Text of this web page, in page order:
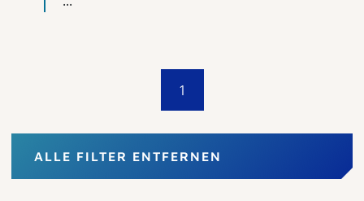
1
ALLE FILTER ENTFERNEN